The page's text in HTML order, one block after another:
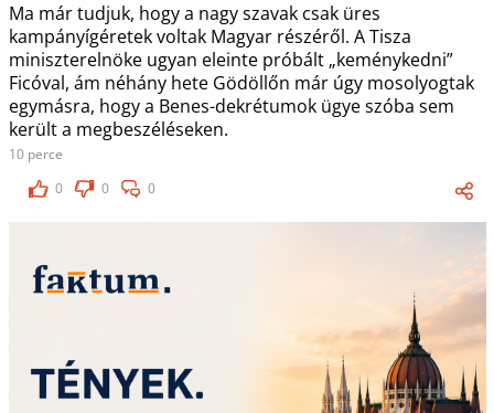
Ma már tudjuk, hogy a nagy szavak csak üres
kampányígéretek voltak Magyar részéről. A Tisza
miniszterelnöke ugyan eleinte próbált „keménykedni”
Ficóval, ám néhány hete Gödöllőn már úgy mosolyogtak
egymásra, hogy a Benes-dekrétumok ügye szóba sem
került a megbeszéléseken.
10 perce
0
0 0